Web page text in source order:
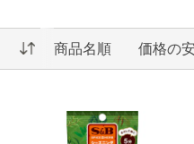
商品名順 価格の